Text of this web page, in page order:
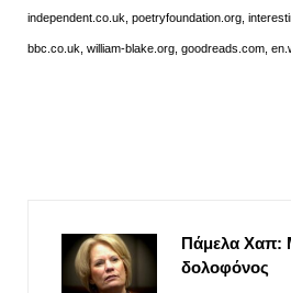
independent.co.uk, poetryfoundation.org,
bbc.co.uk, william-blake.org, goodreads.com,
Πάμελα Χαπ:
δολοφόνος